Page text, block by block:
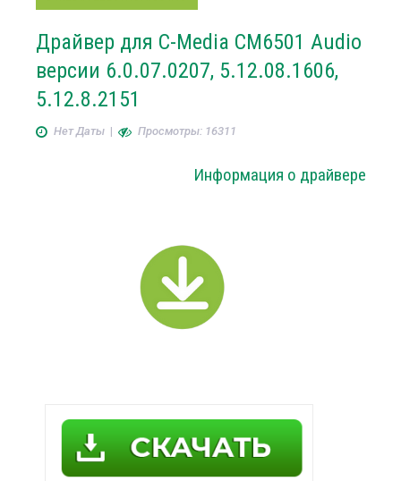
Драйвер для C-Media CM6501 Audio
версии 6.0.07.0207, 5.12.08.1606,
5.12.8.2151
Нет Даты| Просмотры: 16311
Информация о драйвере